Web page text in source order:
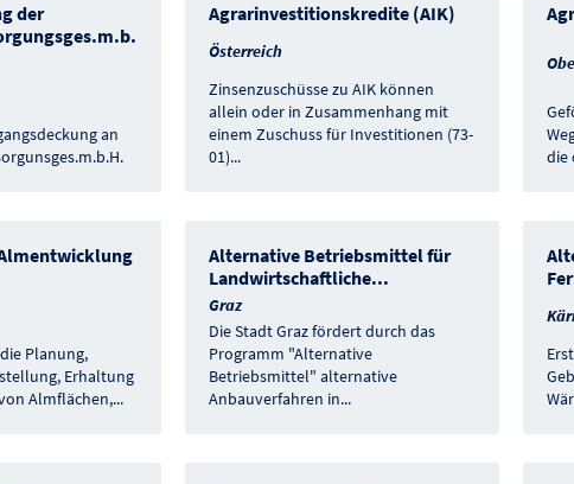
der
an
Agrarinvestitionskredite (AIK)
Österreich
Zinsenzuschüsse zu AIK können
allein oder in Zusammenhang mit
einem Zuschuss für Investitionen (73-
01)...
die
Planung,
Erhaltung
Almflächen,...
Alternative Betriebsmittel für
Landwirtschaftliche...
Graz
Die Stadt Graz fördert durch das
Programm "Alternative
Betriebsmittel" alternative
Anbauverfahren in...